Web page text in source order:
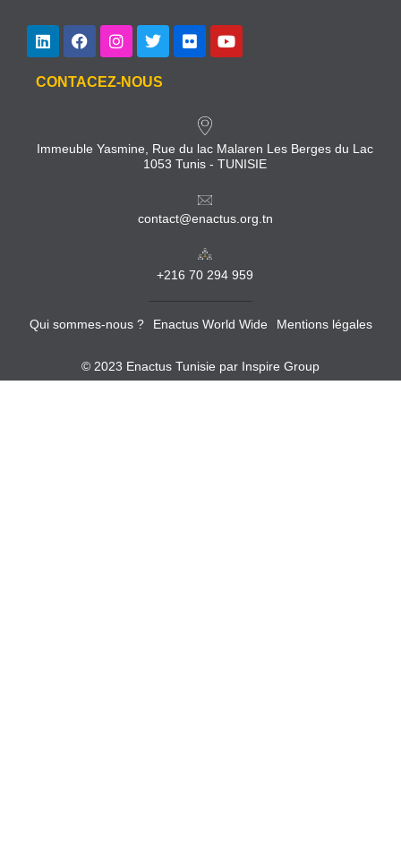
CONTACEZ-NOUS
Immeuble Yasmine, Rue du lac Malaren Les Berges du Lac
1053 Tunis - TUNISIE
contact@enactus.org.tn
+216 70 294 959
Qui sommes-nous ? Enactus World Wide Mentions légales
© 2023 Enactus Tunisie par Inspire Group